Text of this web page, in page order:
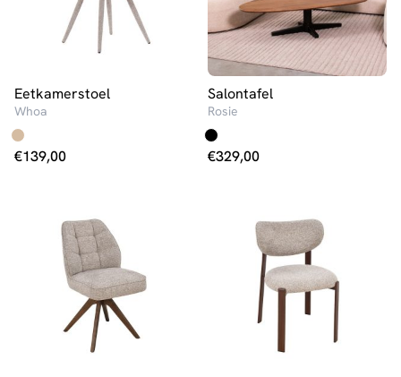
Eetkamerstoel
Whoa
€139,00
Salontafel
Rosie
€329,00